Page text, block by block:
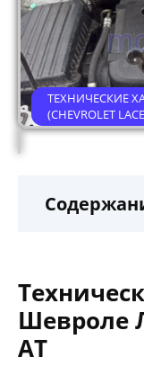
ТЕХНИЧЕСКИЕ
(CHEVROLET
Шевроле
AT